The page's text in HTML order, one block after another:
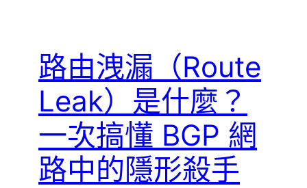
路由洩漏（Route
Leak）是什麼？
一次搞懂 BGP 網
路中的隱形殺手